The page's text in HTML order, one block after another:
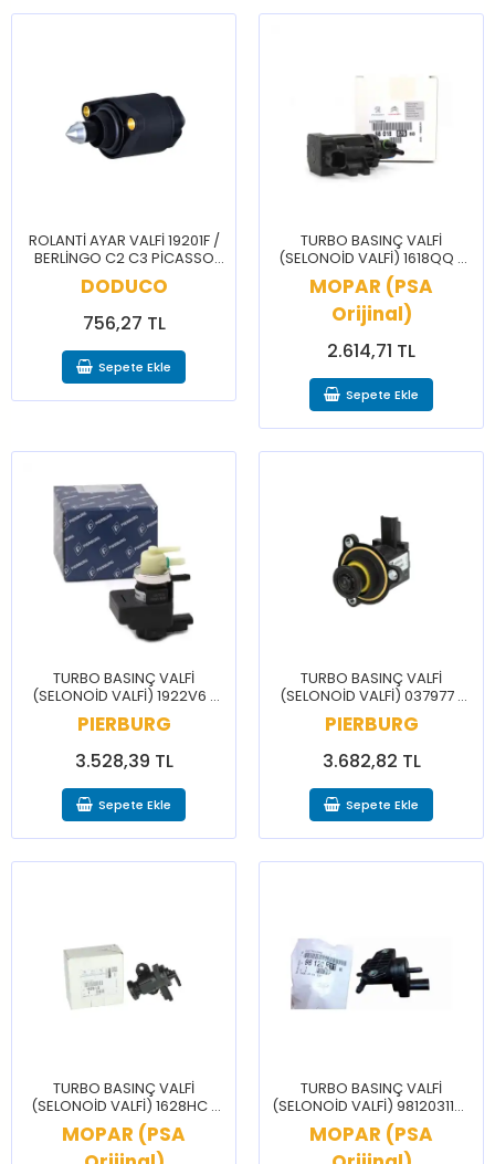
ROLANTİ AYAR VALFİ 19201F /
BERLİNGO C2 C3 PİCASSO
C4 SAXO 106 206 206+ 207
306 307 PARTNER
DODUCO
756,27 TL
Sepete Ekle
TURBO BASINÇ VALFİ
(SELONOİD VALFİ) 1618QQ /
BERLİNGO C3 C4 CELYSEE
2008 207 208 301 308 508
PRTNR
MOPAR (PSA
Orijinal)
2.614,71 TL
Sepete Ekle
TURBO BASINÇ VALFİ
(SELONOİD VALFİ) 1922V6 /
C4 GRAND PİCASSO C5 DS5
207 208 3008 308 5008 508
RCZ
PIERBURG
3.528,39 TL
Sepete Ekle
TURBO BASINÇ VALFİ
(SELONOİD VALFİ) 037977 /
C4 GRAND PİCASSO C5 DS5
207 208 3008 308 5008 508
RCZ
PIERBURG
3.682,82 TL
Sepete Ekle
TURBO BASINÇ VALFİ
(SELONOİD VALFİ) 1628HC /
BERLİNGO C3 JUMPER C4 C5
JUMPY 206 306 406 BOXER
PRTNR
MOPAR (PSA
TURBO BASINÇ VALFİ
(SELONOİD VALFİ) 9812031180
/ BRLNGO C3 C4 CELYSEE
208 3008 301 308 PRTNR
RFTR
MOPAR (PSA